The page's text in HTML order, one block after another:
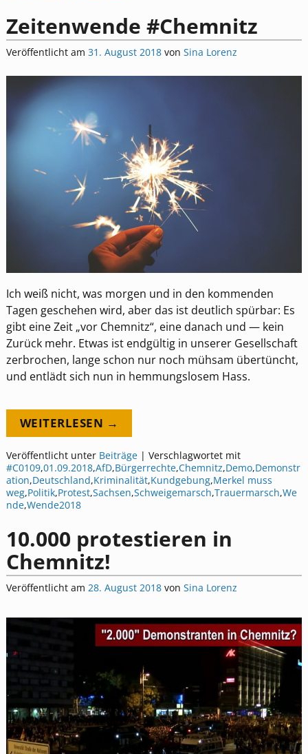
Zeitenwende #Chemnitz
Veröffentlicht am 31. August 2018 von Sina Lorenz
Ich weiß nicht, was morgen und in den kommenden
Tagen geschehen wird, aber das ist deutlich spürbar: Es
gibt eine Zeit „vor Chemnitz“, eine danach und — kein
Zurück mehr. Etwas ist endgültig in unserer Gesellschaft
zerbrochen, lange schon nur noch mühsam übertüncht,
und entlädt sich nun in hemmungslosem Hass.
WEITERLESEN →
Veröffentlicht unter Beiträge| Verschlagwortet mit
#C0109,01.09.2018,AfD,Bürgerrechte,Chemnitz,Demo,Demonstr
ation,Deutschland,Kriminalität,Kundgebung,Merkel muss
weg,Politik,Protest,Sachsen,Schweigemarsch,Trauermarsch,We
nde,Wende2018
10.000 protestieren in
Chemnitz!
Veröffentlicht am 28. August 2018 von Sina Lorenz